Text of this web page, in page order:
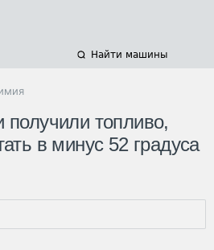
Найти машины
топливо,
в минус 52 градуса